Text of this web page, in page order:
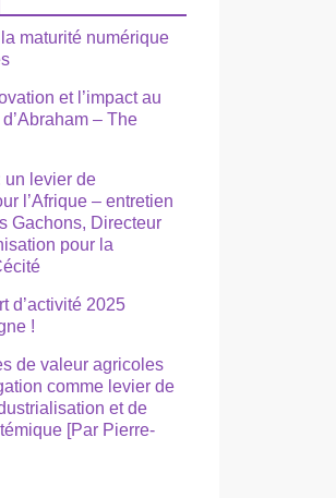
maturité numérique
et l’impact au
– The
un levier de
l’Afrique – entretien
Gachons, Directeur
pour la
d’activité 2025
!
de valeur agricoles
comme levier de
et de
[Par Pierre-